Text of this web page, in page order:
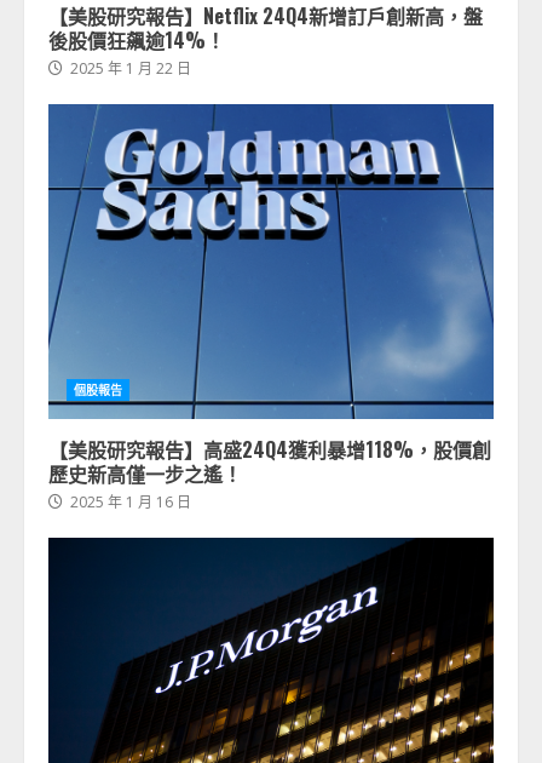
【美股研究報告】Netflix 24Q4新增訂戶創新高，盤
後股價狂飆逾14%！
2025 年 1 月 22 日
個股報告
【美股研究報告】高盛24Q4獲利暴增118%，股價創
歷史新高僅一步之遙！
2025 年 1 月 16 日